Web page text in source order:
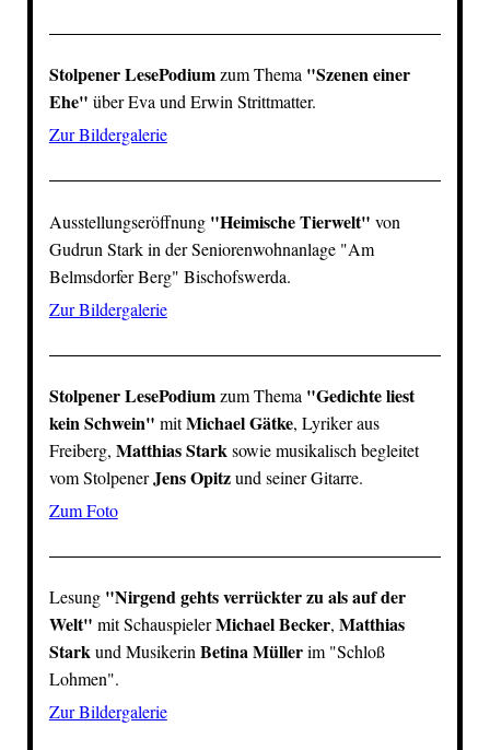
Stolpener LesePodiumzum Thema "Szenen einer
Ehe" über Eva und Erwin Strittmatter.
Zur Bildergalerie
Ausstellungseröffnung "Heimische Tierwelt" von
Gudrun Stark in der Seniorenwohnanlage "Am
Belmsdorfer Berg" Bischofswerda.
Zur Bildergalerie
Stolpener LesePodiumzum Thema "Gedichte liest
kein Schwein" mitMichael Gätke, Lyriker aus
Freiberg, Matthias Stark sowie musikalisch begleitet
vom StolpenerJens Opitzund seiner Gitarre.
Zum Foto
Lesung "Nirgend gehts verrückter zu als auf der
Welt" mit SchauspielerMichael Becker, Matthias
Starkund MusikerinBetina Müllerim "Schloß
Lohmen".
Zur Bildergalerie